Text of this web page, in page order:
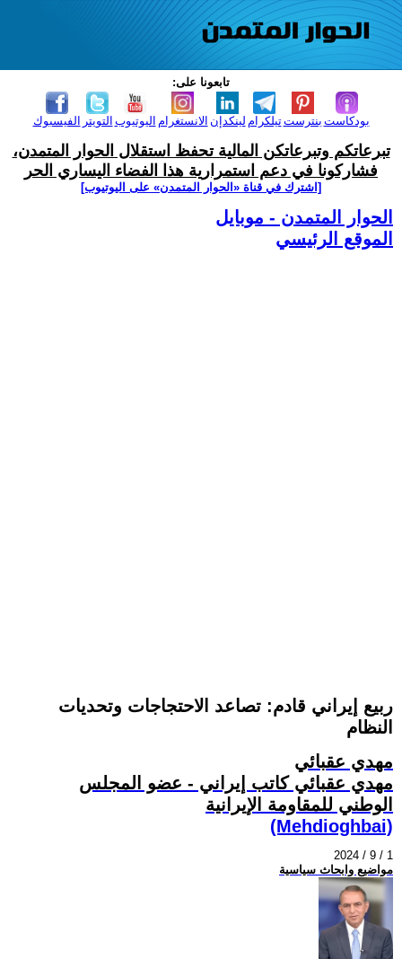
تابعونا على:
الفيسبوك التويتر اليوتيوب الانستغرام لينكدإن تيلكرامبنترست بودكاست
تبرعاتكم وتبرعاتكن المالية تحفظ استقلال الحوار المتمدن،
فشاركونا في دعم استمرارية هذا الفضاء اليساري الحر
[اشترك في قناة ‫«الحوار المتمدن» على اليوتيوب]
الحوار المتمدن - موبايل
الموقع الرئيسي
ربيع إيراني قادم: تصاعد الاحتجاجات وتحديات
النظام
مهدي عقبائي
مهدي عقبائي كاتب إيراني - عضو المجلس
الوطني للمقاومة الإيرانية
(Mehdioghbai)
2024 / 9 / 1
مواضيع وابحاث سياسية